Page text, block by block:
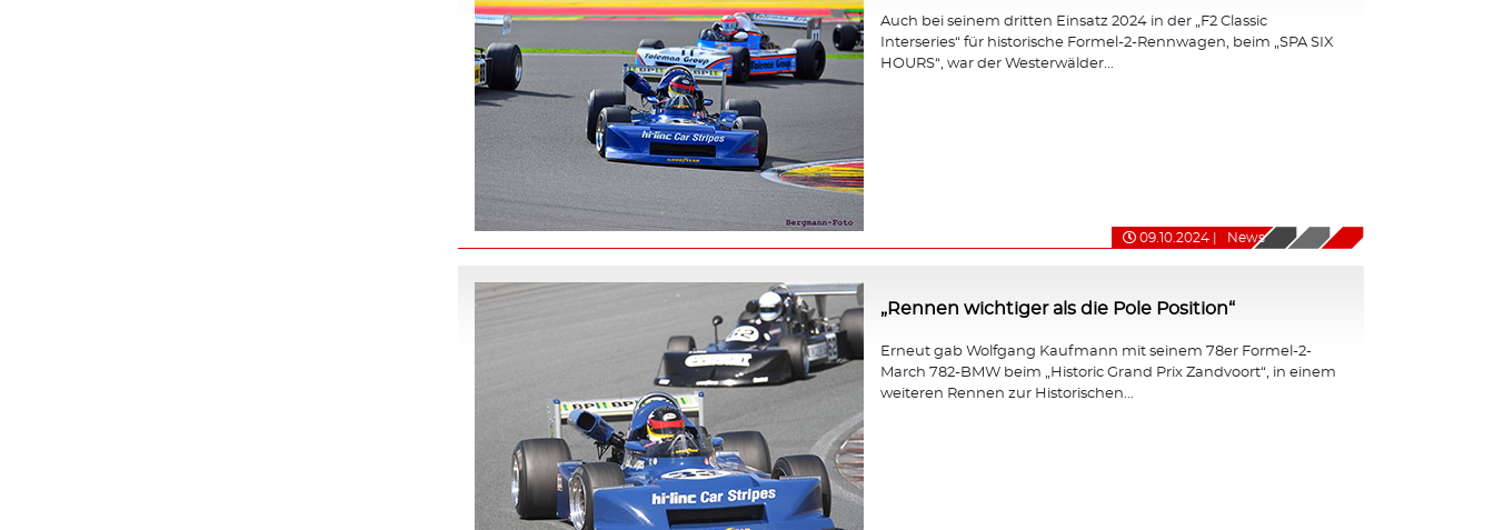
Auch bei seinem dritten Einsatz 2024 in der „F2 Classic
Interseries“ für historische Formel-2-Rennwagen, beim „SPA SIX
HOURS“, war der Westerwälder...
09.10.2024 News
„Rennen wichtiger als die Pole Position“
Erneut gab Wolfgang Kaufmann mit seinem 78er Formel-2-
March 782-BMW beim „Historic Grand Prix Zandvoort“, in einem
weiteren Rennen zur Historischen...